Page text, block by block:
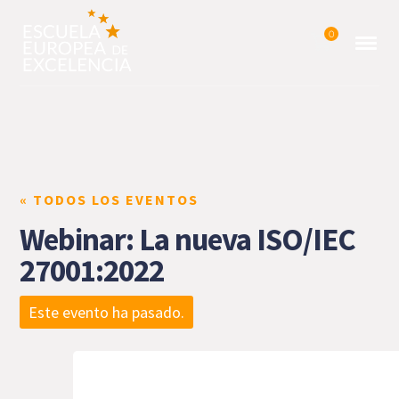
0
« TODOS LOS EVENTOS
Webinar: La nueva ISO/IEC
27001:2022
Este evento ha pasado.